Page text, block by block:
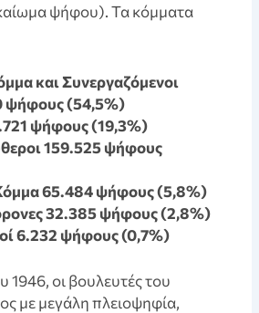
ψήφου). Τα κόμματα
και Συνεργαζόμενοι
ψήφους (54,5%)
ψήφους (19,3%)
159.525 ψήφους
65.484 ψήφους (5,8%)
32.385 ψήφους (2,8%)
6.232 ψήφους (0,7%)
1946, οι βουλευτές του
με μεγάλη πλειοψηφία,